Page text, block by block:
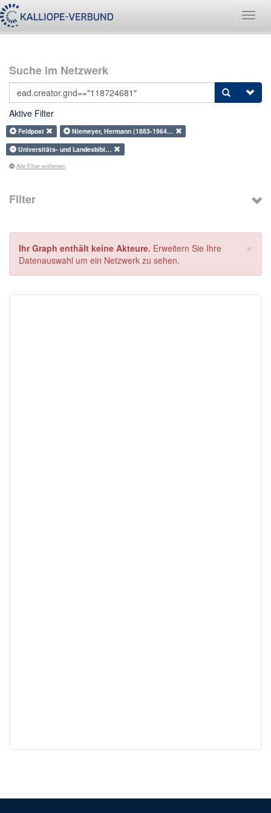
Suche im Netzwerk
Aktive Filter
Feldpost
Niemeyer, Hermann (1883-1964…
Universitäts- und Landesbibl…
Alle Filter entfernen
Filter
×
Ihr Graph enthält keine Akteure. Erweitern Sie Ihre
Datenauswahl um ein Netzwerk zu sehen.